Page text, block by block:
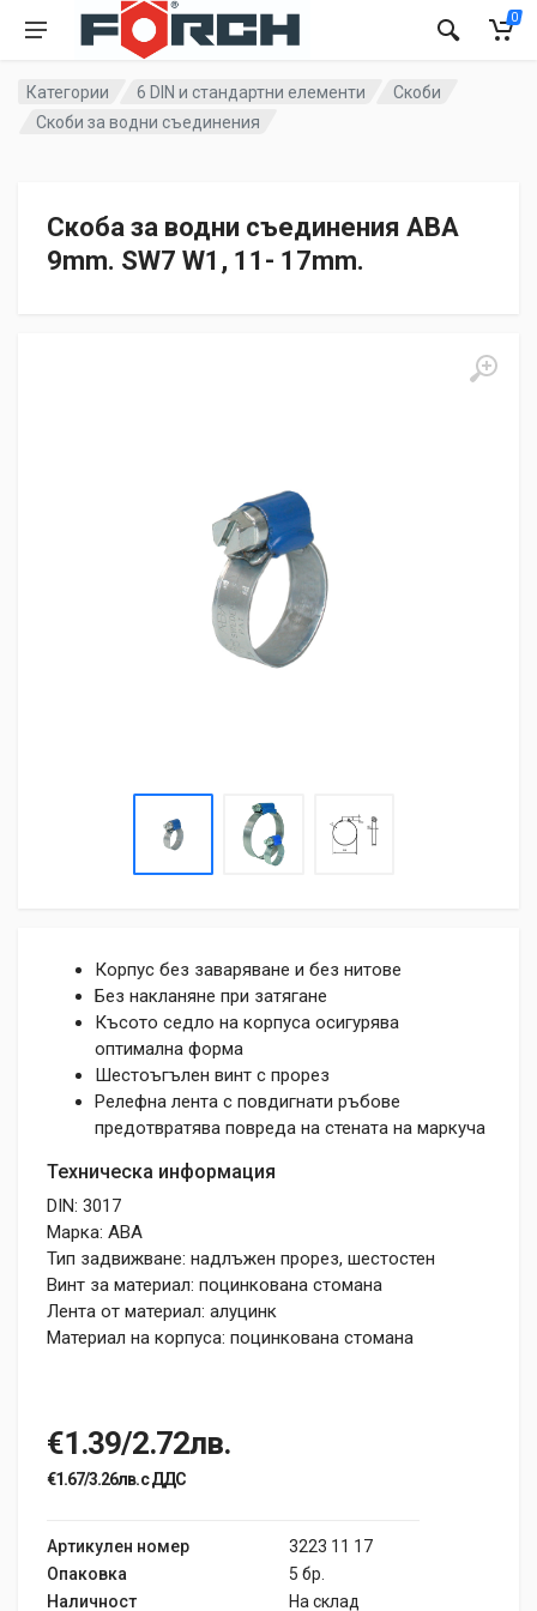
0
Категории 6 DIN и стандартни елементи
Скоби
Скоби за водни съединения
Скоба за водни съединения ABA
9mm. SW7 W1, 11- 17mm.
Корпус без заваряване и без нитове
Без накланяне при затягане
Късото седло на корпуса осигурява
оптимална форма
Шестоъгълен винт с прорез
Релефна лента с повдигнати ръбове
предотвратява повреда на стената на маркуча
Техническа информация
DIN: 3017
Марка: ABA
Тип задвижване: надлъжен прорез, шестостен
Винт за материал: поцинкована стомана
Лента от материал: алуцинк
Материал на корпуса: поцинкована стомана
€1.39/2.72лв.
€1.67/3.26лв. с ДДС
Артикулен номер
3223 11 17
Опаковка
5 бр.
Наличност
На склад